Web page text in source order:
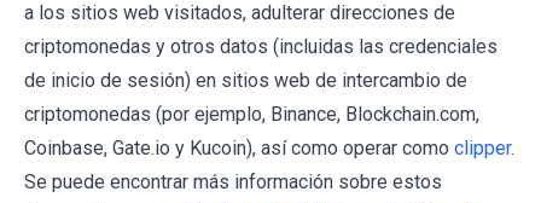
a los sitios web visitados, adulterar direcciones de
criptomonedas y otros datos (incluidas las credenciales
de inicio de sesión) en sitios web de intercambio de
criptomonedas (por ejemplo, Binance, Blockchain.com,
Coinbase, Gate.io y Kucoin), así como operar como clipper.
Se puede encontrar más información sobre estos